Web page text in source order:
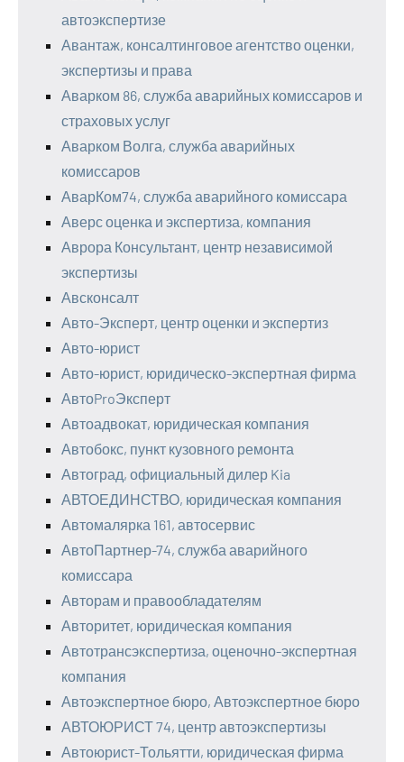
автоэкспертизе
Авантаж, консалтинговое агентство оценки,
экспертизы и права
Аварком 86, служба аварийных комиссаров и
страховых услуг
Аварком Волга, служба аварийных
комиссаров
АварКом74, служба аварийного комиссара
Аверс оценка и экспертиза, компания
Аврора Консультант, центр независимой
экспертизы
Авсконсалт
Авто-Эксперт, центр оценки и экспертиз
Авто-юрист
Авто-юрист, юридическо-экспертная фирма
АвтоProЭксперт
Автоадвокат, юридическая компания
Автобокс, пункт кузовного ремонта
Автоград, официальный дилер Kia
АВТОЕДИНСТВО, юридическая компания
Автомалярка 161, автосервис
АвтоПартнер-74, служба аварийного
комиссара
Авторам и правообладателям
Авторитет, юридическая компания
Автотрансэкспертиза, оценочно-экспертная
компания
Автоэкспертное бюро, Автоэкспертное бюро
АВТОЮРИСТ 74, центр автоэкспертизы
Автоюрист-Тольятти, юридическая фирма